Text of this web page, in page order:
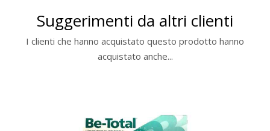
Suggerimenti da altri clienti
I clienti che hanno acquistato questo prodotto hanno
acquistato anche...